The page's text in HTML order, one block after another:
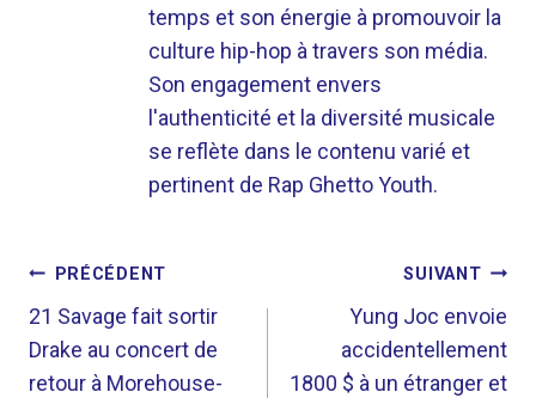
temps et son énergie à promouvoir la
culture hip-hop à travers son média.
Son engagement envers
l'authenticité et la diversité musicale
se reflète dans le contenu varié et
pertinent de Rap Ghetto Youth.
NAVIGATION
DE
L’ARTICLE
PRÉCÉDENT
21 Savage fait sortir
Drake au concert de
retour à Morehouse-
SUIVANT
Yung Joc envoie
accidentellement
1800 $ à un étranger et